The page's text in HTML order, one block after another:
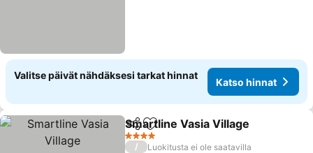
Valitse päivät nähdäksesi tarkat hinnat
Katso hinnat
Jaa Lisää suosikkeihin
Smartline Vasia Village
4 Tähtiluokitus
/
Luokitusta ei ole saatavilla